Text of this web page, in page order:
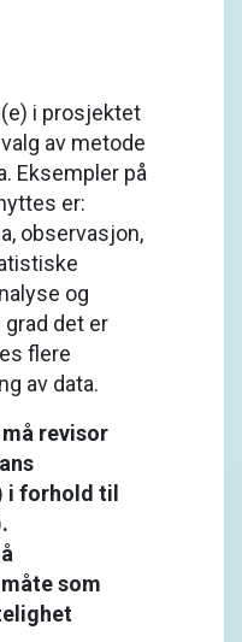
i prosjektet
av metode
Eksempler på
er:
observasjon,
og
det er
flere
av data.
revisor
forhold til
som